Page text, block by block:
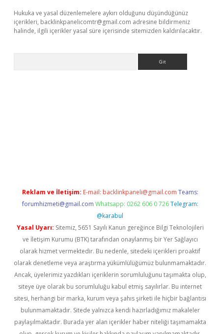
Hukuka ve yasal düzenlemelere aykırı olduğunu düşündüğünüz
içerikleri, backlinkpanelicomtr@gmail.com adresine bildirmeniz
halinde, ilgili içerikler yasal süre içerisinde sitemizden kaldırılacaktır.
Reklam ve İletişim: E-mail: backlinkpaneli@gmail.com Teams:
forumhizmeti@gmail.com Whatsapp: 0262 606 0 726 Telegram:
@karabul
Yasal Uyarı: Sitemiz, 5651 Sayılı Kanun gereğince Bilgi Teknolojileri
ve İletişim Kurumu (BTK) tarafından onaylanmış bir Yer Sağlayıcı
olarak hizmet vermektedir. Bu nedenle, sitedeki içerikleri proaktif
olarak denetleme veya araştırma yükümlülüğümüz bulunmamaktadır.
Ancak, üyelerimiz yazdıkları içeriklerin sorumluluğunu taşımakta olup,
siteye üye olarak bu sorumluluğu kabul etmiş sayılırlar. Bu internet
sitesi, herhangi bir marka, kurum veya şahıs şirketi ile hiçbir bağlantısı
bulunmamaktadır. Sitede yalnızca kendi hazırladığımız makaleler
paylaşılmaktadır. Burada yer alan içerikler haber niteliği taşımamakta